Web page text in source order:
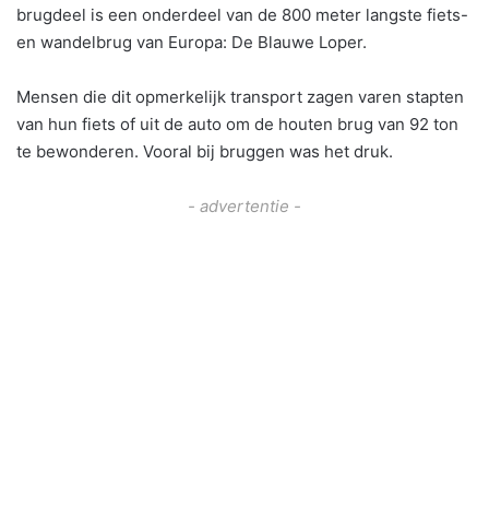
brugdeel is een onderdeel van de 800 meter langste fiets-
en wandelbrug van Europa: De Blauwe Loper.
Mensen die dit opmerkelijk transport zagen varen stapten
van hun fiets of uit de auto om de houten brug van 92 ton
te bewonderen. Vooral bij bruggen was het druk.
- advertentie -